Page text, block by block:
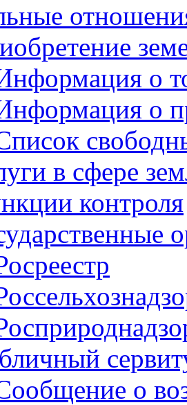
о
о
в сфере
контроля
о